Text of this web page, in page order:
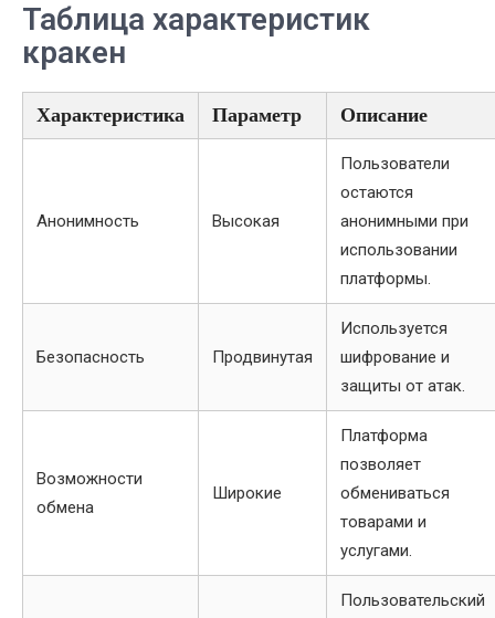
Таблица характеристик
кракен
Характеристика Параметр Описание
Анонимность Высокая
Пользователи
остаются
анонимными при
использовании
платформы.
Безопасность Продвинутая
Используется
шифрование и
защиты от атак.
Возможности
обмена
Широкие
Платформа
позволяет
обмениваться
товарами и
услугами.
Пользовательский